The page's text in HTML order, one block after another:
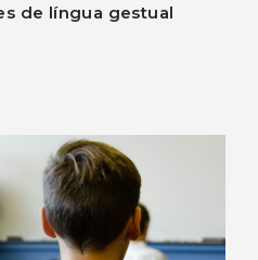
de língua gestual